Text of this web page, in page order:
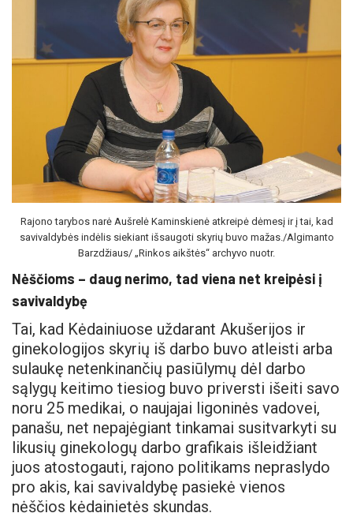
Rajono tarybos narė Aušrelė Kaminskienė atkreipė dėmesį ir į tai, kad
savivaldybės indėlis siekiant išsaugoti skyrių buvo mažas./Algimanto
Barzdžiaus/ „Rinkos aikštės“ archyvo nuotr.
Nėščioms – daug nerimo, tad viena net kreipėsi į
savivaldybę
Tai, kad Kėdainiuose uždarant Akušerijos ir
ginekologijos skyrių iš darbo buvo atleisti arba
sulaukę netenkinančių pasiūlymų dėl darbo
sąlygų keitimo tiesiog buvo priversti išeiti savo
noru 25 medikai, o naujajai ligoninės vadovei,
panašu, net nepajėgiant tinkamai susitvarkyti su
likusių ginekologų darbo grafikais išleidžiant
juos atostogauti, rajono politikams nepraslydo
pro akis, kai savivaldybę pasiekė vienos
nėščios kėdainietės skundas.